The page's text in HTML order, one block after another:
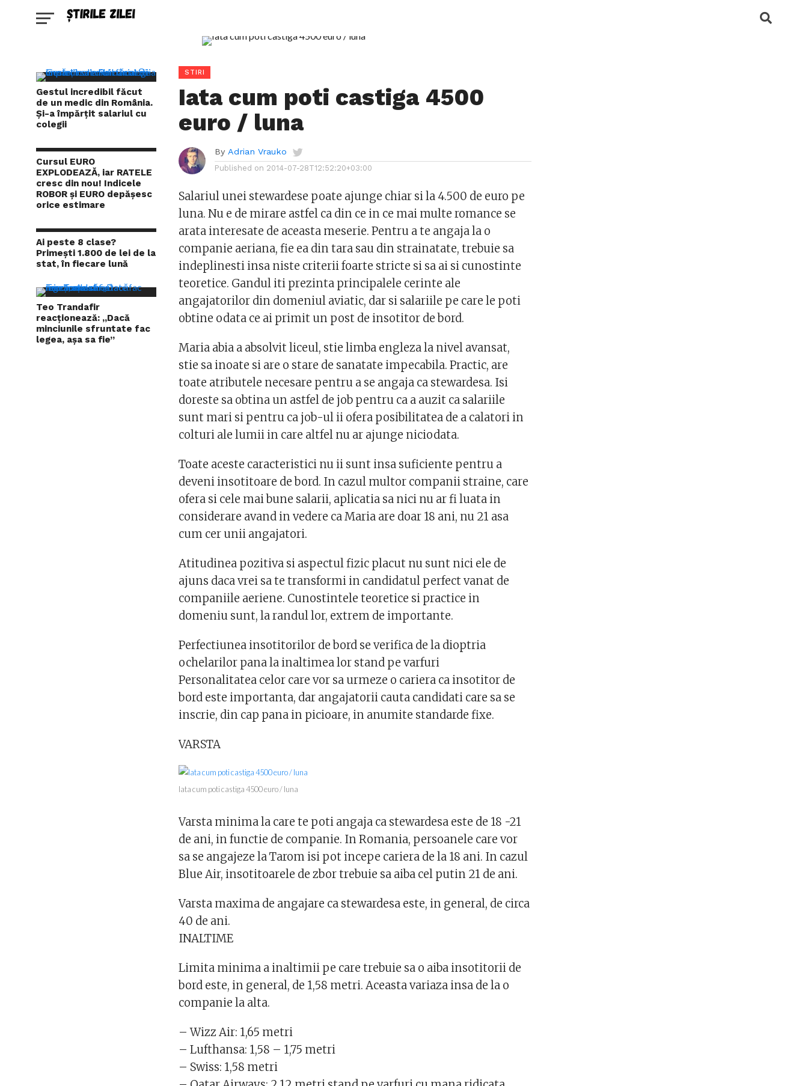
Gestul incredibil făcut
de un medic din România.
Și-a împărțit salariul cu
colegii
Cursul EURO
EXPLODEAZĂ, iar RATELE
cresc din nou! Indicele
ROBOR și EURO depășesc
orice estimare
Ai peste 8 clase?
Primești 1.800 de lei de la
stat, în fiecare lună
Teo Trandafir
reacționează: „Dacă
minciunile sfruntate fac
legea, așa sa fie”
STIRI
Iata cum poti castiga 4500
euro / luna
By Adrian Vrauko
Published on 2014-07-28T12:52:20+03:00
Salariul unei stewardese poate ajunge chiar si la 4.500 de euro pe
luna. Nu e de mirare astfel ca din ce in ce mai multe romance se
arata interesate de aceasta meserie. Pentru a te angaja la o
companie aeriana, fie ea din tara sau din strainatate, trebuie sa
indeplinesti insa niste criterii foarte stricte si sa ai si cunostinte
teoretice. Gandul iti prezinta principalele cerinte ale
angajatorilor din domeniul aviatic, dar si salariile pe care le poti
obtine odata ce ai primit un post de insotitor de bord.
Maria abia a absolvit liceul, stie limba engleza la nivel avansat,
stie sa inoate si are o stare de sanatate impecabila. Practic, are
toate atributele necesare pentru a se angaja ca stewardesa. Isi
doreste sa obtina un astfel de job pentru ca a auzit ca salariile
sunt mari si pentru ca job-ul ii ofera posibilitatea de a calatori in
colturi ale lumii in care altfel nu ar ajunge niciodata.
Toate aceste caracteristici nu ii sunt insa suficiente pentru a
deveni insotitoare de bord. In cazul multor companii straine, care
ofera si cele mai bune salarii, aplicatia sa nici nu ar fi luata in
considerare avand in vedere ca Maria are doar 18 ani, nu 21 asa
cum cer unii angajatori.
Atitudinea pozitiva si aspectul fizic placut nu sunt nici ele de
ajuns daca vrei sa te transformi in candidatul perfect vanat de
companiile aeriene. Cunostintele teoretice si practice in
domeniu sunt, la randul lor, extrem de importante.
Perfectiunea insotitorilor de bord se verifica de la dioptria
ochelarilor pana la inaltimea lor stand pe varfuri
Personalitatea celor care vor sa urmeze o cariera ca insotitor de
bord este importanta, dar angajatorii cauta candidati care sa se
inscrie, din cap pana in picioare, in anumite standarde fixe.
VARSTA
Iata cum poti castiga 4500 euro / luna
Varsta minima la care te poti angaja ca stewardesa este de 18 -21
de ani, in functie de companie. In Romania, persoanele care vor
sa se angajeze la Tarom isi pot incepe cariera de la 18 ani. In cazul
Blue Air, insotitoarele de zbor trebuie sa aiba cel putin 21 de ani.
Varsta maxima de angajare ca stewardesa este, in general, de circa
40 de ani.
INALTIME
Limita minima a inaltimii pe care trebuie sa o aiba insotitorii de
bord este, in general, de 1,58 metri. Aceasta variaza insa de la o
companie la alta.
– Wizz Air: 1,65 metri
– Lufthansa: 1,58 – 1,75 metri
– Swiss: 1,58 metri